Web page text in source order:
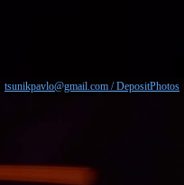
tsunikpavlo@gmail.com / DepositPhotos